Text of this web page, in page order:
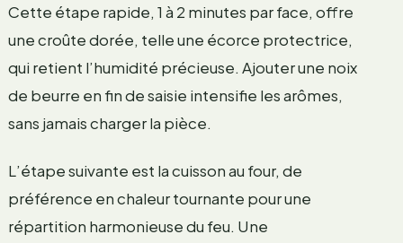
Cette étape rapide, 1 à 2 minutes par face, offre
une croûte dorée, telle une écorce protectrice,
qui retient l’humidité précieuse. Ajouter une noix
de beurre en fin de saisie intensifie les arômes,
sans jamais charger la pièce.
L’étape suivante est la cuisson au four, de
préférence en chaleur tournante pour une
répartition harmonieuse du feu. Une